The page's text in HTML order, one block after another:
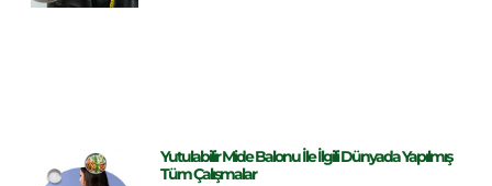
Yutulabilir Mide Balonu İle İlgili Dünyada Yapılmış
Tüm Çalışmalar